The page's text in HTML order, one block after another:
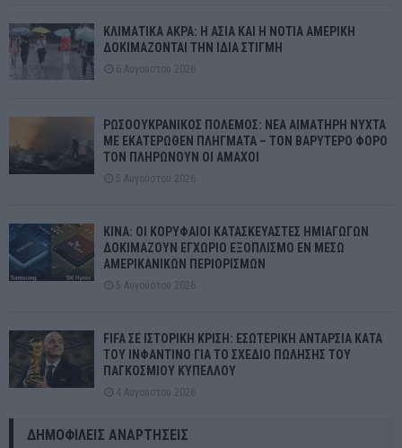
ΚΛΙΜΑΤΙΚΑ ΑΚΡΑ: Η ΑΣΙΑ ΚΑΙ Η ΝΟΤΙΑ ΑΜΕΡΙΚΗ
ΔΟΚΙΜΑΖΟΝΤΑΙ ΤΗΝ ΙΔΙΑ ΣΤΙΓΜΗ
6 Αυγούστου 2026
ΡΩΣΟΟΥΚΡΑΝΙΚΟΣ ΠΟΛΕΜΟΣ: ΝΕΑ ΑΙΜΑΤΗΡΗ ΝΥΧΤΑ
ΜΕ ΕΚΑΤΕΡΩΘΕΝ ΠΛΗΓΜΑΤΑ – ΤΟΝ ΒΑΡΥΤΕΡΟ ΦΟΡΟ
ΤΟΝ ΠΛΗΡΩΝΟΥΝ ΟΙ ΑΜΑΧΟΙ
5 Αυγούστου 2026
ΚΙΝΑ: ΟΙ ΚΟΡΥΦΑΙΟΙ ΚΑΤΑΣΚΕΥΑΣΤΕΣ ΗΜΙΑΓΩΓΩΝ
ΔΟΚΙΜΑΖΟΥΝ ΕΓΧΩΡΙΟ ΕΞΟΠΛΙΣΜΟ ΕΝ ΜΕΣΩ
ΑΜΕΡΙΚΑΝΙΚΩΝ ΠΕΡΙΟΡΙΣΜΩΝ
5 Αυγούστου 2026
FIFA ΣΕ ΙΣΤΟΡΙΚΗ ΚΡΙΣΗ: ΕΣΩΤΕΡΙΚΗ ΑΝΤΑΡΣΙΑ ΚΑΤΑ
ΤΟΥ ΙΝΦΑΝΤΙΝΟ ΓΙΑ ΤΟ ΣΧΕΔΙΟ ΠΩΛΗΣΗΣ ΤΟΥ
ΠΑΓΚΟΣΜΙΟΥ ΚΥΠΕΛΛΟΥ
4 Αυγούστου 2026
ΔΗΜΟΦΙΛΕΊΣ ΑΝΑΡΤΉΣΕΙΣ